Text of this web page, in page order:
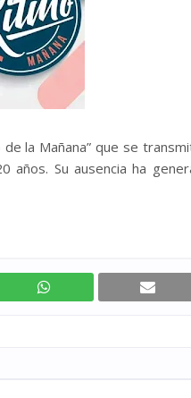
la Mañana” que se
Su ausencia ha